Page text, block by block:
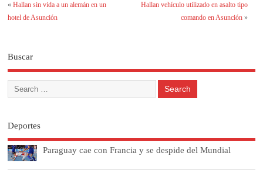
«Hallan sin vida a un alemán en un
hotel de Asunción
Hallan vehículo utilizado en asalto tipo
comando en Asunción»
Buscar
Deportes
Paraguay cae con Francia y se despide del Mundial